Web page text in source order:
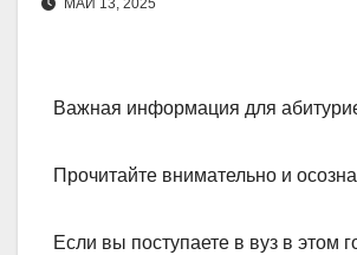
МАЙ 13, 2025
Важная информация для
Прочитайте внимательно и
Если вы поступаете в вуз в этом